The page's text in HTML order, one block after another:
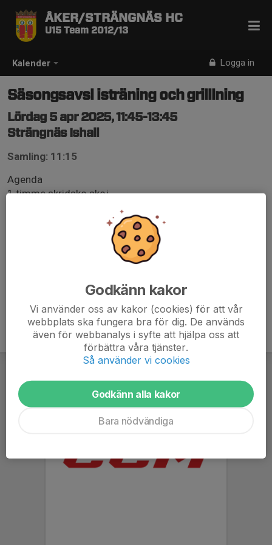
Kalender Logga in
ÅKER/STRÄNGNÄS HC
U15 Team 2012/13
Säsongsavsl isträning och grilllning
Lördag 5 apr 2025, 11:45-13:45
Strängnäs Ishall
Samling: 11:15
Agenda
1 timme skridsko skoj
3 grillning kl 12:45 till 13:45
Godkänn kakor
Vi använder oss av kakor (cookies) för att vår
webbplats ska fungera bra för dig. De används
även för webbanalys i syfte att hjälpa oss att
förbättra våra tjänster.
Så använder vi cookies
Godkänn alla kakor
Bara nödvändiga